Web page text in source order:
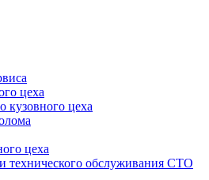
цеха
кузовного цеха
цеха
технического обслуживания СТО